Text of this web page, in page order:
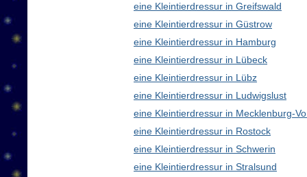
eine Kleintierdressur in Greifswald
eine Kleintierdressur in Güstrow
eine Kleintierdressur in Hamburg
eine Kleintierdressur in Lübeck
eine Kleintierdressur in Lübz
eine Kleintierdressur in Ludwigslust
eine Kleintierdressur in Mecklenburg-
eine Kleintierdressur in Rostock
eine Kleintierdressur in Schwerin
eine Kleintierdressur in Stralsund